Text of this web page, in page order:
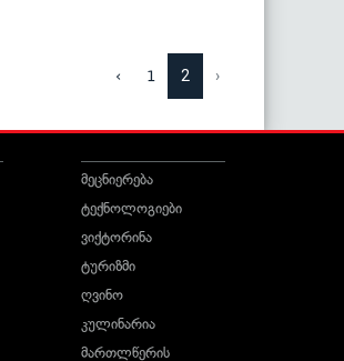
‹ 1 2 ›
მეცნიერება
ტექნოლოგიები
ვიქტორინა
ტურიზმი
ღვინო
კულინარია
მართლწერის